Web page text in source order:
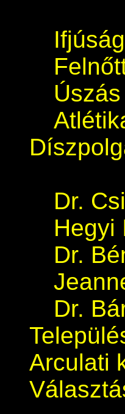
Úszás
Dr.
Hegyi
Dr.
Dr.
Arculati